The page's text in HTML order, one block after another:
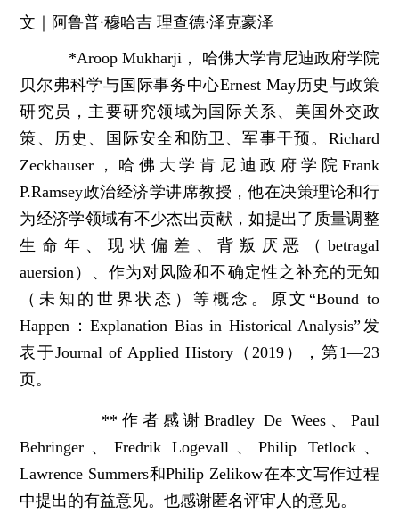
文｜阿鲁普·穆哈吉 理查德·泽克豪泽
*Aroop Mukharji， 哈佛大学肯尼迪政府学院
贝尔弗科学与国际事务中心Ernest May历史与政策
研究员，主要研究领域为国际关系、美国外交政
策、历史、国际安全和防卫、军事干预。Richard
Zeckhauser，哈佛大学肯尼迪政府学院Frank
P.Ramsey政治经济学讲席教授，他在决策理论和行
为经济学领域有不少杰出贡献，如提出了质量调整
生命年、现状偏差、背叛厌恶（betragal
auersion）、作为对风险和不确定性之补充的无知
（未知的世界状态）等概念。原文“Bound to
Happen：Explanation Bias in Historical Analysis”发
表于Journal of Applied History（2019），第1—23
页。
**作者感谢Bradley De Wees、Paul
Behringer、Fredrik Logevall、Philip Tetlock、
Lawrence Summers和Philip Zelikow在本文写作过程
中提出的有益意见。也感谢匿名评审人的意见。